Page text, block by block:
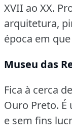
XVII ao XX.
arquitetura,
época em
Museu das
Fica à cerca
Ouro Preto. É
e sem fins